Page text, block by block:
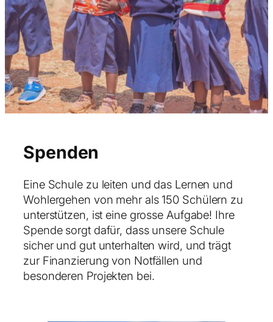
Spenden
Eine Schule zu leiten und das Lernen und
Wohlergehen von mehr als 150 Schülern zu
unterstützen, ist eine grosse Aufgabe! Ihre
Spende sorgt dafür, dass unsere Schule
sicher und gut unterhalten wird, und trägt
zur Finanzierung von Notfällen und
besonderen Projekten bei.